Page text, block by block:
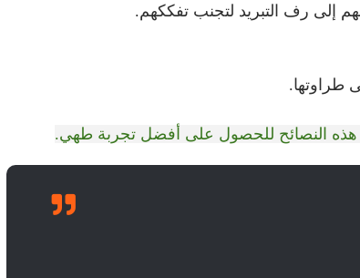
إلى رف التبريد لتجنب تفككهم.
طراوتها.
هذه النصائح للحصول على أفضل تجربة طهي.